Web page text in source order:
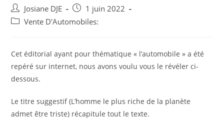
Auteur/autrice
de
Josiane DJE
Post
published:
1 juin 2022
PostVente D'Automobiles:
Cet éditorial ayant pour thématique « l’automobile » a été
repéré sur internet, nous avons voulu vous le révéler ci-
dessous.
Le titre suggestif (L’homme le plus riche de la planète
admet être triste) récapitule tout le texte.